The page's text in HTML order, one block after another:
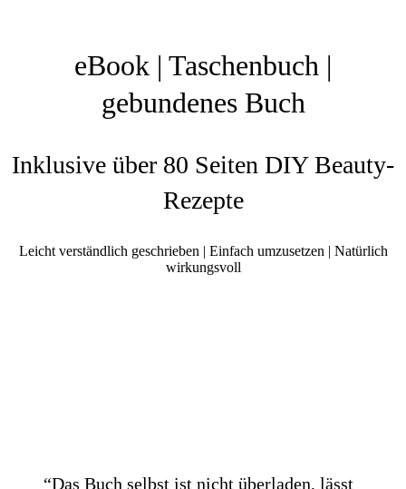
eBook | Taschenbuch |
gebundenes Buch
Inklusive über 80 Seiten DIY Beauty-
Rezepte
Leicht verständlich geschrieben | Einfach umzusetzen | Natürlich
wirkungsvoll
“Das Buch selbst ist nicht überladen, lässt